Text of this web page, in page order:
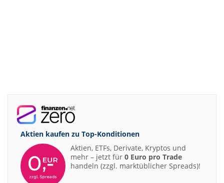
Aktien kaufen zu Top-Konditionen
Aktien, ETFs, Derivate, Kryptos und
mehr – jetzt für 0 Euro pro Trade
handeln (zzgl. marktüblicher Spreads)!